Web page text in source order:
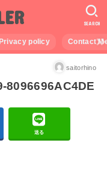
Privacy policy Contact
SEARCH
saitorhino
8096696AC4DE
送る